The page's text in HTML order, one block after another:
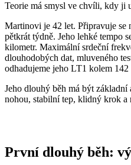
Teorie má smysl ve chvíli, kdy ji
Martinovi je 42 let. Připravuje se
pětkrát týdně. Jeho lehké tempo
kilometr. Maximální srdeční
dlouhodobých dat, mluveného
odhadujeme jeho LT1 kolem 142
Jeho dlouhý běh má být základní
nohou, stabilní tep, klidný krok a
První dlouhý běh: